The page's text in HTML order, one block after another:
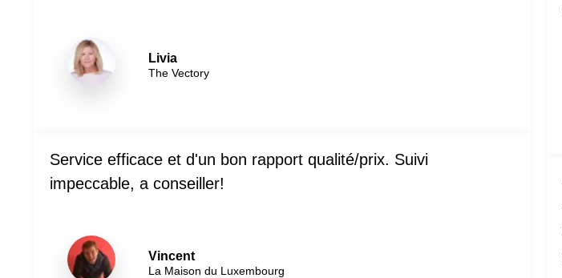
Livia
The Vectory
Service efficace et d'un bon rapport qualité/prix. Suivi
impeccable, a conseiller!
Vincent
La Maison du Luxembourg